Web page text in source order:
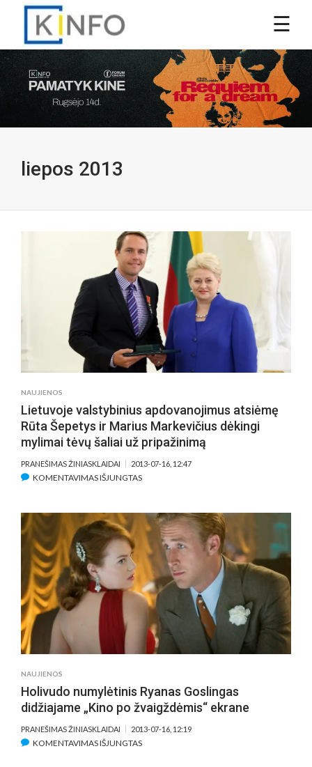
liepos 2013
NAUJIENOS
Lietuvoje valstybinius apdovanojimus atsiėmę
Rūta Šepetys ir Marius Markevičius dėkingi
mylimai tėvų šaliai už pripažinimą
PRANEŠIMAS ŽINIASKLAIDAI 2013-07-16, 12:47
KOMENTAVIMAS IŠJUNGTASĮRAŠE
APDOVANOJIMUS
ATSIĖMĘ
RŪTA
ŠEPETYS
IR
MARIUS
MARKEVIČIUS
DĖKINGI
MYLIMAI
TĖVŲ
PRIPAŽINIMĄ
NAUJIENOS
Holivudo numylėtinis Ryanas Goslingas
didžiajame „Kino po žvaigždėmis“ ekrane
PRANEŠIMAS ŽINIASKLAIDAI 2013-07-16, 12:19
KOMENTAVIMAS IŠJUNGTASĮRAŠE